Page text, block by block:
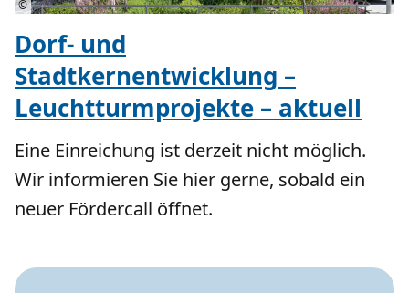
©
Dorf- und
Stadtkernentwicklung –
Leuchtturmprojekte – aktuell
Eine Einreichung ist derzeit nicht möglich.
Wir informieren Sie hier gerne, sobald ein
neuer Fördercall öffnet.